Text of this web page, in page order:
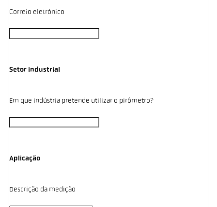
Correio eletrónico
Setor industrial
Em que indústria pretende utilizar o pirômetro?
Aplicação
Descrição da medição